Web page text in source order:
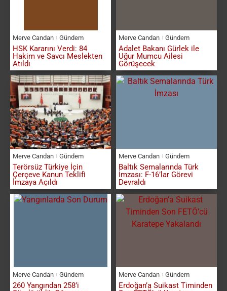
Merve Candan Gündem
HSK Kararını Verdi: 84
Hakim ve Savcı Meslekten
Atıldı
Merve Candan Gündem
Adalet Bakanı Gürlek ile
Uğur Mumcu Ailesi
Görüşecek
Merve Candan Gündem
Terörsüz Türkiye İçin
Çerçeve Kanun Teklifi
İmzaya Açıldı
Merve Candan Gündem
Baltık Semalarında Türk
İmzası: F-16’lar Görevi
Devraldı
Merve Candan Gündem
260 Yangından 258’i
Merve Candan Gündem
Erdoğan’a Suikast Timinden